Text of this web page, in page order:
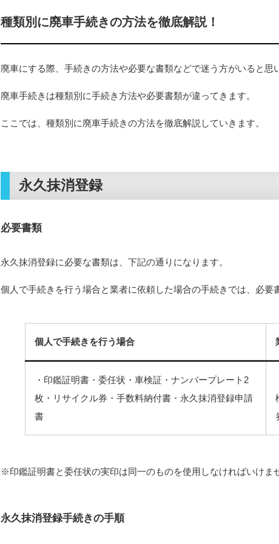
種類別に廃車手続きの方法を徹底解説！
廃車にする際、手続きの方法や必要な書類などで迷う方がいると思
廃車手続きは種類別に手続き方法や必要書類が違ってきます。
ここでは、種類別に廃車手続きの方法を徹底解説していきます。
永久抹消登録
必要書類
永久抹消登録に必要な書類は、下記の通りになります。
個人で手続きを行う場合と業者に依頼した場合の手続きでは、必要
個人で手続きを行う場合
・印鑑証明書・委任状・車検証・ナンバープレート2
枚・リサイクル券・手数料納付書・永久抹消登録申請
書
※印鑑証明書と委任状の実印は同一のものを使用しなければいけま
永久抹消登録手続きの手順